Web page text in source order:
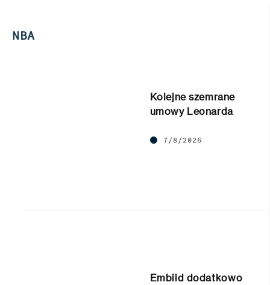
NBA
Kolejne szemrane
umowy Leonarda
7/8/2026
Embiid dodatkowo